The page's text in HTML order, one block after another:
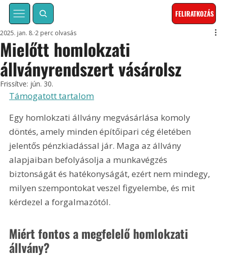
FELIRATKOZÁS
Mielőtt homlokzati
állványrendszert vásárolsz
2025. jan. 8. 2 perc olvasás
Frissítve: jún. 30.
Támogatott tartalom
Egy homlokzati állvány megvásárlása komoly
döntés, amely minden építőipari cég életében
jelentős pénzkiadással jár. Maga az állvány
alapjaiban befolyásolja a munkavégzés
biztonságát és hatékonyságát, ezért nem mindegy,
milyen szempontokat veszel figyelembe, és mit
kérdezel a forgalmazótól.
Miért fontos a megfelelő homlokzati
állvány?